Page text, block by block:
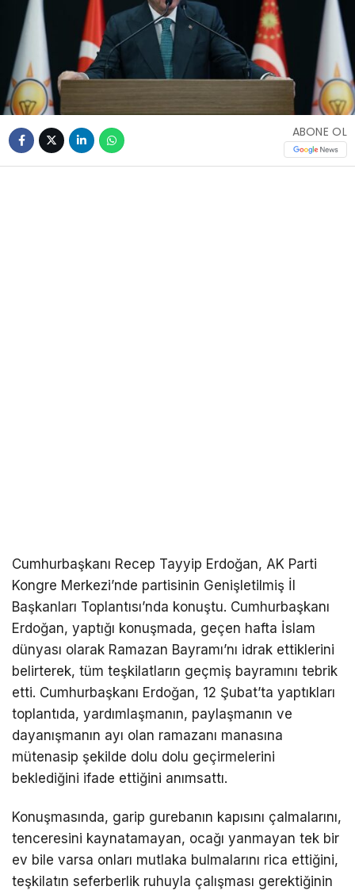
ABONE OL
Cumhurbaşkanı Recep Tayyip Erdoğan, AK Parti
Kongre Merkezi’nde partisinin Genişletilmiş İl
Başkanları Toplantısı’nda konuştu. Cumhurbaşkanı
Erdoğan, yaptığı konuşmada, geçen hafta İslam
dünyası olarak Ramazan Bayramı’nı idrak ettiklerini
belirterek, tüm teşkilatların geçmiş bayramını tebrik
etti. Cumhurbaşkanı Erdoğan, 12 Şubat’ta yaptıkları
toplantıda, yardımlaşmanın, paylaşmanın ve
dayanışmanın ayı olan ramazanı manasına
mütenasip şekilde dolu dolu geçirmelerini
beklediğini ifade ettiğini anımsattı.
Konuşmasında, garip gurebanın kapısını çalmalarını,
tenceresini kaynatamayan, ocağı yanmayan tek bir
ev bile varsa onları mutlaka bulmalarını rica ettiğini,
teşkilatın seferberlik ruhuyla çalışması gerektiğinin